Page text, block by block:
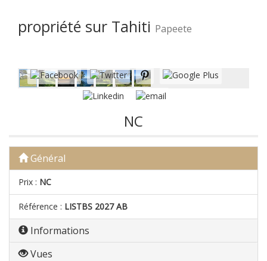
propriété sur Tahiti Papeete
NC
Général
Prix : NC
Référence : LISTBS 2027 AB
Informations
Vues